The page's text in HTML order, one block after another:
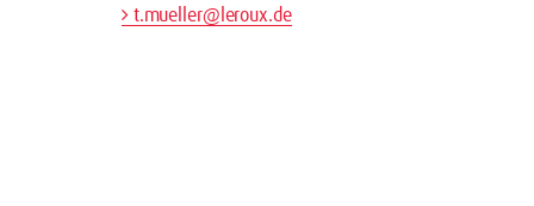
t.mueller@leroux.de